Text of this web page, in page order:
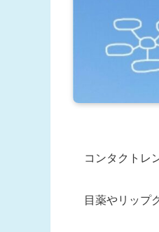
コンタクトレ
目薬やリップ